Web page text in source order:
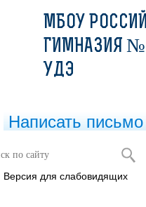
МБОУ
№59
МБОУ
ГИМНАЗИЯ №
УДЭ
Написать письмо
Версия для слабовидящих